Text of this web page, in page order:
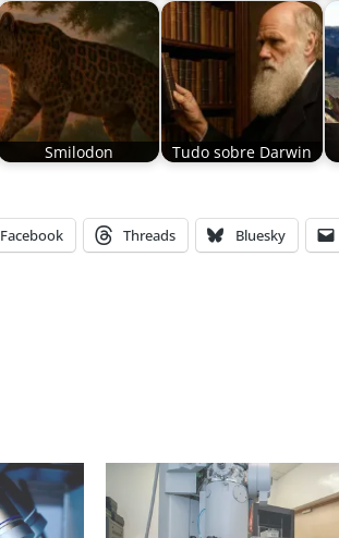
Smilodon Tudo sobre Darwin
Facebook Threads Bluesky